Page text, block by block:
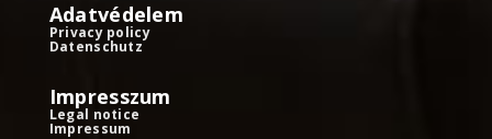
Adatvédelem
Privacy policy
Datenschutz
Impresszum
Legal notice
Impressum